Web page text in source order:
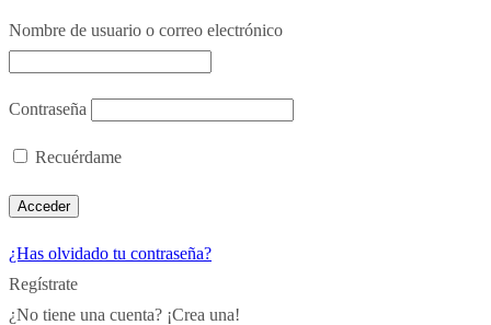
Nombre de usuario o correo electrónico
Contraseña
Recuérdame
¿Has olvidado tu contraseña?
Regístrate
¿No tiene una cuenta? ¡Crea una!